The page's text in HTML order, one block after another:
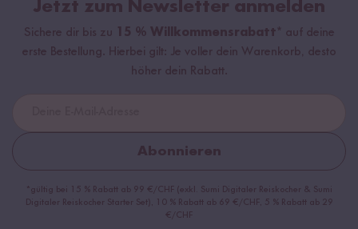
Jetzt zum Newsletter anmelden
Sichere dir bis zu 15 % Willkommensrabatt* auf deine
erste Bestellung. Hierbei gilt: Je voller dein Warenkorb, desto
höher dein Rabatt.
Abonnieren
*gültig bei 15 % Rabatt ab 99 €/CHF (exkl. Sumi Digitaler Reiskocher & Sumi
Digitaler Reiskocher Starter Set), 10 % Rabatt ab 69 €/CHF, 5 % Rabatt ab 29
€/CHF